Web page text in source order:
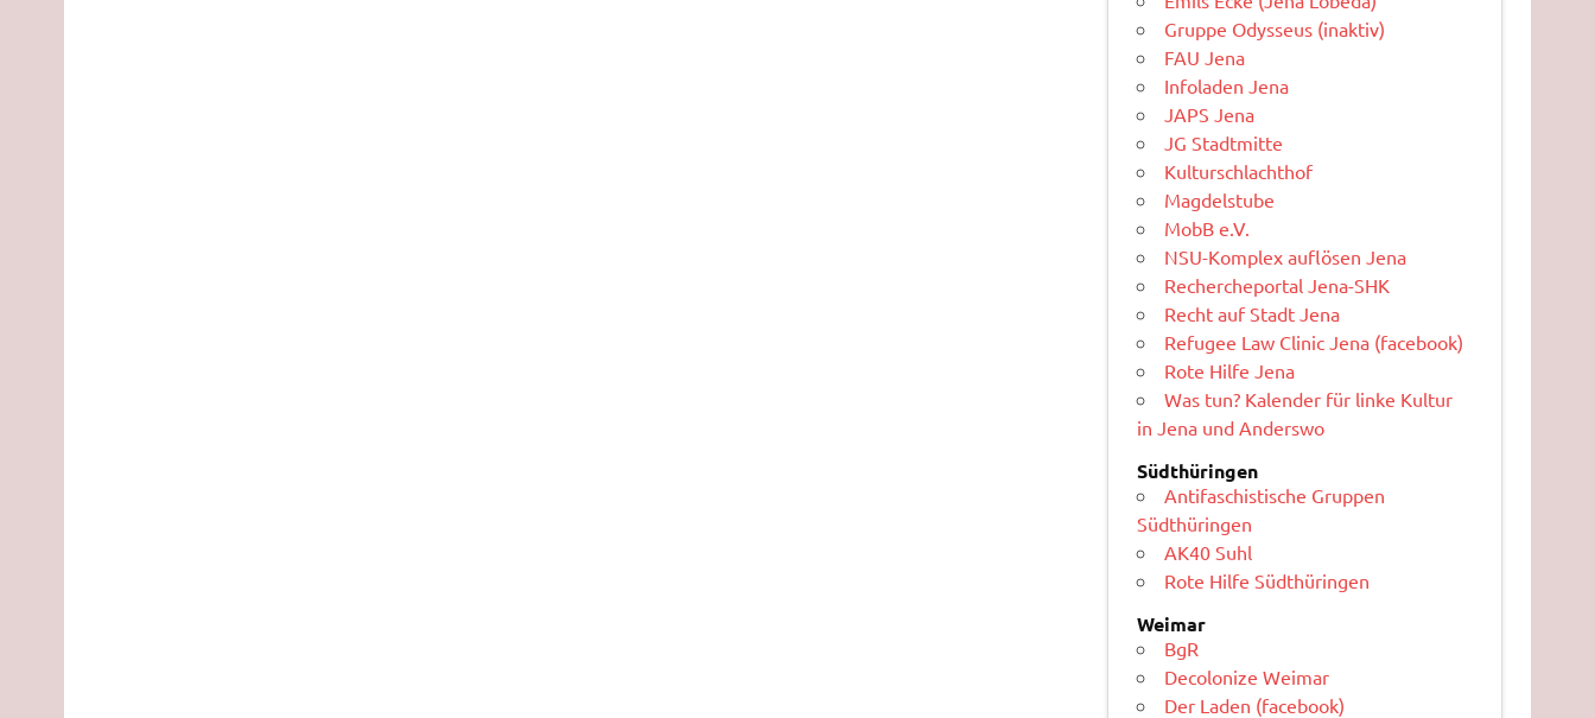
Gruppe Odysseus (inaktiv)
FAU Jena
Infoladen Jena
JAPS Jena
JG Stadtmitte
Kulturschlachthof
Magdelstube
MobB e.V.
NSU-Komplex auflösen Jena
Rechercheportal Jena-SHK
Recht auf Stadt Jena
Refugee Law Clinic Jena (facebook)
Rote Hilfe Jena
Was tun? Kalender für linke Kultur
in Jena und Anderswo
Südthüringen
Antifaschistische Gruppen
Südthüringen
AK40 Suhl
Rote Hilfe Südthüringen
Weimar
BgR
Decolonize Weimar
Der Laden (facebook)